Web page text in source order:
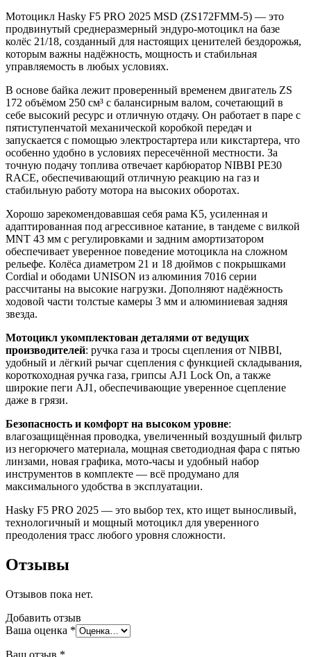
Мотоцикл Hasky F5 PRO 2025 MSD (ZS172FMM-5) — это
продвинутый среднеразмерный эндуро-мотоцикл на базе
колёс 21/18, созданный для настоящих ценителей бездорожья,
которым важны надёжность, мощность и стабильная
управляемость в любых условиях.
В основе байка лежит проверенный временем двигатель ZS
172 объёмом 250 см³ с балансирным валом, сочетающий в
себе высокий ресурс и отличную отдачу. Он работает в паре с
пятиступенчатой механической коробкой передач и
запускается с помощью электростартера или кикстартера, что
особенно удобно в условиях пересечённой местности. За
точную подачу топлива отвечает карбюратор NIBBI PE30
RACE, обеспечивающий отличную реакцию на газ и
стабильную работу мотора на высоких оборотах.
Хорошо зарекомендовавшая себя рама K5, усиленная и
адаптированная под агрессивное катание, в тандеме с вилкой
MNT 43 мм с регулировками и задним амортизатором
обеспечивает уверенное поведение мотоцикла на сложном
рельефе. Колёса диаметром 21 и 18 дюймов с покрышками
Cordial и ободами UNISON из алюминия 7016 серии
рассчитаны на высокие нагрузки. Дополняют надёжность
ходовой части толстые камеры 3 мм и алюминиевая задняя
звезда.
Мотоцикл укомплектован деталями от ведущих
производителей: ручка газа и тросы сцепления от NIBBI,
удобный и лёгкий рычаг сцепления с функцией складывания,
короткоходная ручка газа, грипсы AJ1 Lock On, а также
широкие пеги AJ1, обеспечивающие уверенное сцепление
даже в грязи.
Безопасность и комфорт на высоком уровне:
влагозащищённая проводка, увеличенный воздушный фильтр
из негорючего материала, мощная светодиодная фара с пятью
линзами, новая графика, мото-часы и удобный набор
инструментов в комплекте — всё продумано для
максимального удобства в эксплуатации.
Hasky F5 PRO 2025 — это выбор тех, кто ищет выносливый,
технологичный и мощный мотоцикл для уверенного
преодоления трасс любого уровня сложности.
Отзывы
Отзывов пока нет.
Добавить отзыв
Ваша оценка *